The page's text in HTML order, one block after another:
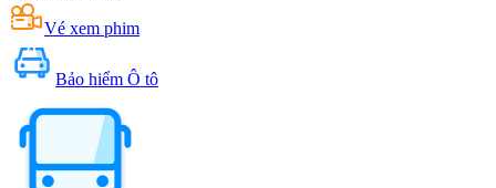
Vé xem phim
Bảo hiểm Ô tô